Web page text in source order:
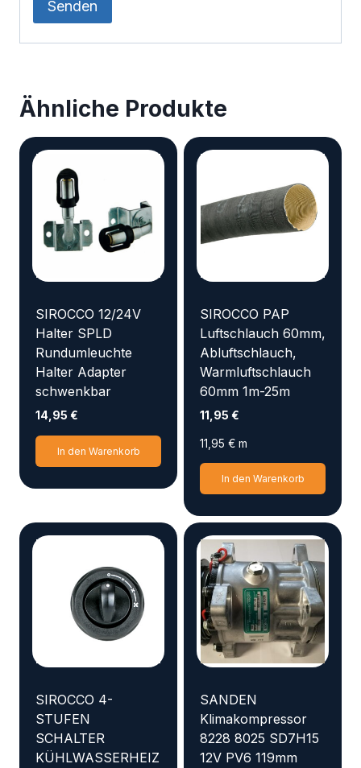
Ähnliche Produkte
SIROCCO 12/24V
Halter SPLD
Rundumleuchte
Halter Adapter
schwenkbar
14,95 €
In den Warenkorb
SIROCCO PAP
Luftschlauch 60mm,
Abluftschlauch,
Warmluftschlauch
60mm 1m-25m
11,95 €
11,95 € m
In den Warenkorb
SIROCCO 4-
STUFEN
SCHALTER
KÜHLWASSERHEIZ
SANDEN
Klimakompressor
8228 8025 SD7H15
12V PV6 119mm